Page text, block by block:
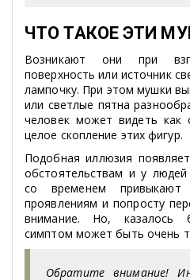
ЧТО ТАКОЕ ЭТИ
Возникают они при
поверхность или источник
лампочку. При этом мушки
или светлые пятна
человек может видеть как
целое скопление этих фигур.
Подобная иллюзия
обстоятельствам и у
со временем
проявлениям и попросту
внимание. Но, казалось
симптом может быть очень
Обратите внимание!